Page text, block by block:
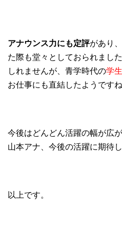
アナウンス力にも定評があり
た際も堂々としておられまし
しれませんが、青学時代の学
お仕事にも直結したようですね
今後はどんどん活躍の幅が広
山本アナ、今後の活躍に期待し
以上です。